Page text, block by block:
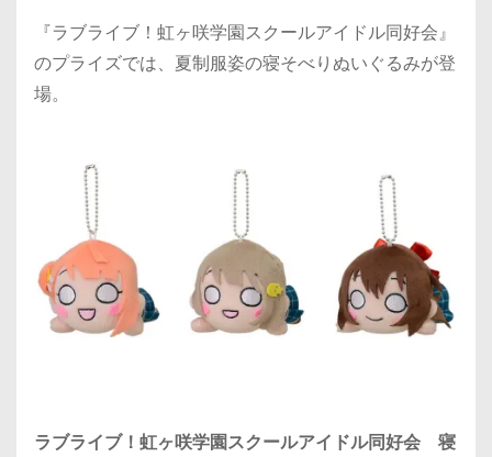
『ラブライブ！虹ヶ咲学園スクールアイドル同好会』
のプライズでは、夏制服姿の寝そべりぬいぐるみが登
場。
ラブライブ！虹ヶ咲学園スクールアイドル同好会 寝